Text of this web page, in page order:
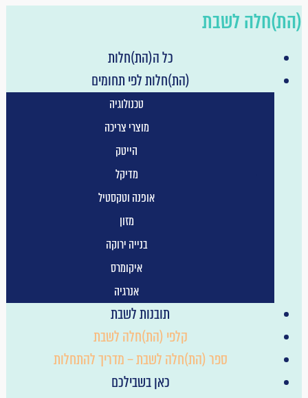
לשבת
כל ה(הת)חלות
(הת)חלות לפי תחומים
טכנולוגיה
מוצרי צריכה
הייטק
מדיקל
אופנה וטקסטיל
מזון
בנייה ירוקה
איקומרס
אנרגיה
תובנות לשבת
קלפי (הת)חלה לשבת
ספר (הת)חלה לשבת – מדריך להתחלות
כאן בשבילכם